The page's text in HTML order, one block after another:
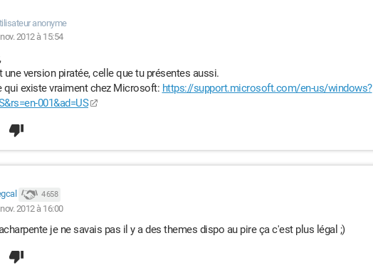
anonyme
2012 à 15:54
une version piratée, celle que tu présentes aussi.
qui existe vraiment chez Microsoft: https://support.microsoft.com/en-us/windows?
001&ad=US
4 658
2012 à 16:00
je ne savais pas il y a des themes dispo au pire ça c'est plus légal ;)